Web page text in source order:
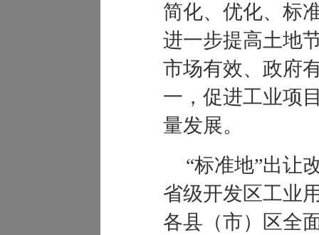
简化、优化、标
进一步提高土地
市场有效、政府
一，促进工业项
量发展。
“标准地”出让
省级开发区工业
各县（市）区全